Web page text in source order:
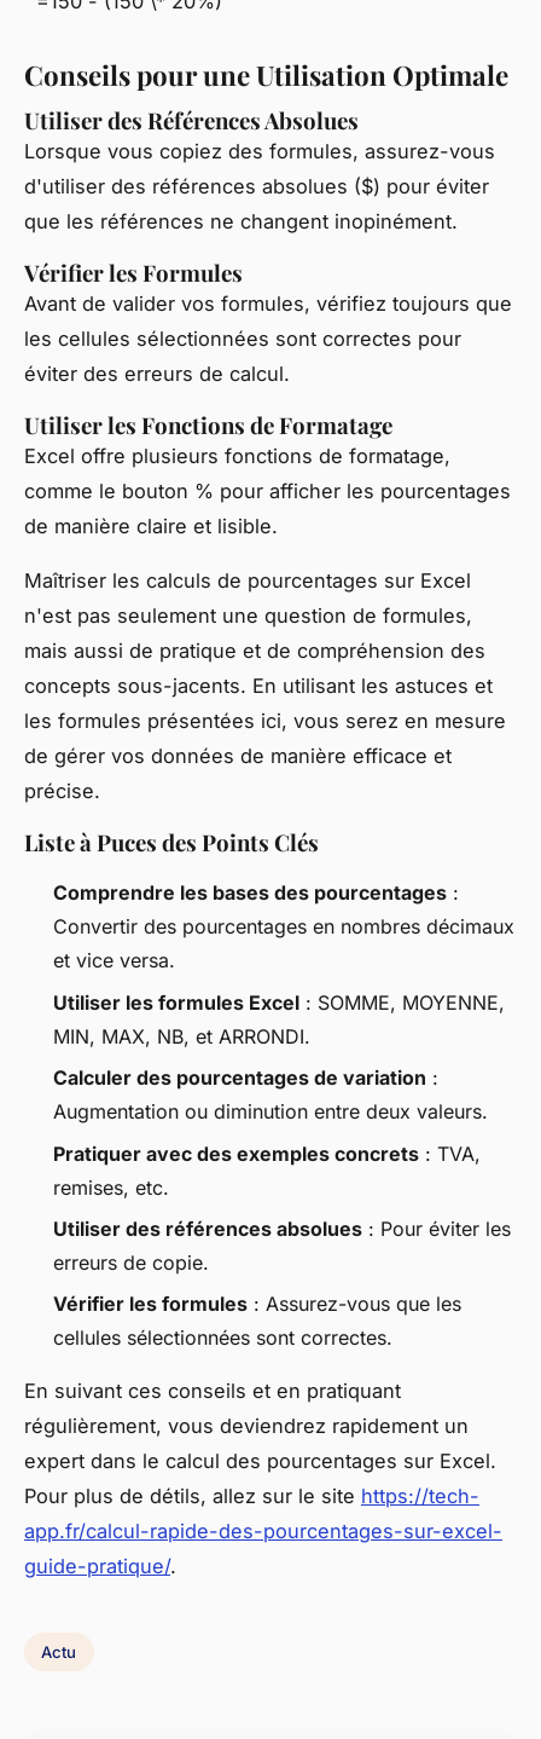
Conseils pour une Utilisation Optimale
Utiliser des Références Absolues
Lorsque vous copiez des formules, assurez-vous
d'utiliser des références absolues ($) pour éviter
que les références ne changent inopinément.
Vérifier les Formules
Avant de valider vos formules, vérifiez toujours que
les cellules sélectionnées sont correctes pour
éviter des erreurs de calcul.
Utiliser les Fonctions de Formatage
Excel offre plusieurs fonctions de formatage,
comme le bouton % pour afficher les pourcentages
de manière claire et lisible.
Maîtriser les calculs de pourcentages sur Excel
n'est pas seulement une question de formules,
mais aussi de pratique et de compréhension des
concepts sous-jacents. En utilisant les astuces et
les formules présentées ici, vous serez en mesure
de gérer vos données de manière efficace et
précise.
Liste à Puces des Points Clés
Comprendre les bases des pourcentages :
Convertir des pourcentages en nombres décimaux
et vice versa.
Utiliser les formules Excel : SOMME, MOYENNE,
MIN, MAX, NB, et ARRONDI.
Calculer des pourcentages de variation :
Augmentation ou diminution entre deux valeurs.
Pratiquer avec des exemples concrets : TVA,
remises, etc.
Utiliser des références absolues : Pour éviter les
erreurs de copie.
Vérifier les formules : Assurez-vous que les
cellules sélectionnées sont correctes.
En suivant ces conseils et en pratiquant
régulièrement, vous deviendrez rapidement un
expert dans le calcul des pourcentages sur Excel.
Pour plus de détils, allez sur le site https://tech-
app.fr/calcul-rapide-des-pourcentages-sur-excel-
guide-pratique/.
Actu